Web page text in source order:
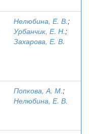
Нелюбина, Е. В.;
Урбанчик, Е. Н.;
Захарова, Е. В.
Попкова, А. М.;
Нелюбина, Е. В.